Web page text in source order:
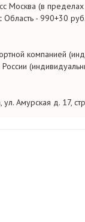
Москва (в
Область - 990+30
компанией
ул. Амурская д. 17,